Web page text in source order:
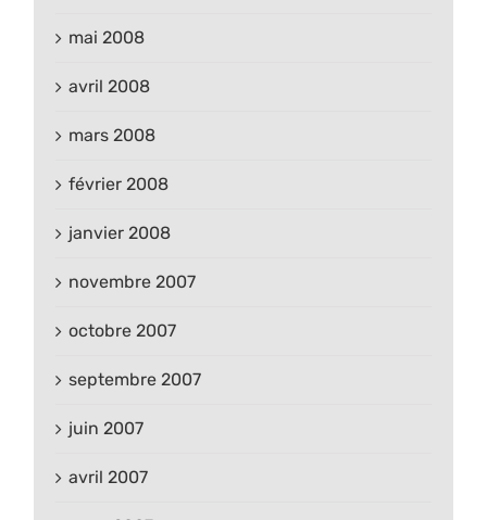
mai 2008
avril 2008
mars 2008
février 2008
janvier 2008
novembre 2007
octobre 2007
septembre 2007
juin 2007
avril 2007